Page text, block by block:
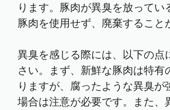
ります。豚肉が異臭を放ってい
豚肉を使用せず、廃棄すること
異臭を感じる際には、以下の点
さい。まず、新鮮な豚肉は特有
りますが、腐ったような異臭が
場合は注意が必要です。また、